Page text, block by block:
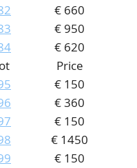
€ 660
€ 950
€ 620
Price
€ 150
€ 360
€ 150
€ 1450
€ 150